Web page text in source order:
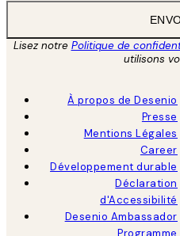
Lisez notre Politique de
utilisons
À propos de Desenio
Presse
Mentions Légales
Career
Développement durable
Déclaration
d'Accessibilité
Desenio Ambassador
Programme